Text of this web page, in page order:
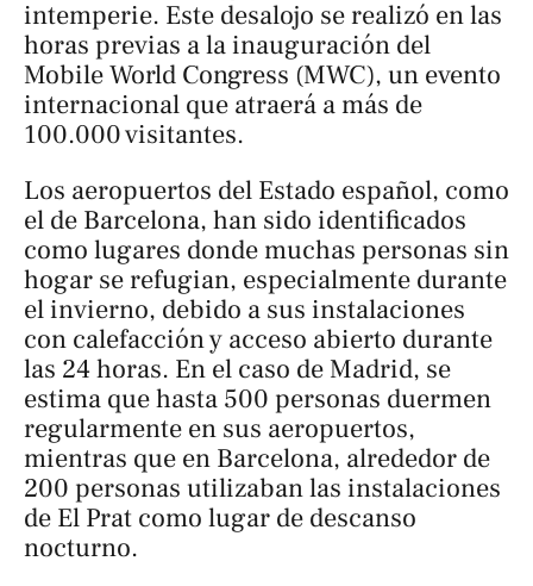
intemperie. Este desalojo se realizó en las
horas previas a la inauguración del
Mobile World Congress (MWC), un evento
internacional que atraerá a más de
100.000 visitantes.
Los aeropuertos del Estado español, como
el de Barcelona, han sido identificados
como lugares donde muchas personas sin
hogar se refugian, especialmente durante
el invierno, debido a sus instalaciones
con calefacción y acceso abierto durante
las 24 horas. En el caso de Madrid, se
estima que hasta 500 personas duermen
regularmente en sus aeropuertos,
mientras que en Barcelona, alrededor de
200 personas utilizaban las instalaciones
de El Prat como lugar de descanso
nocturno.